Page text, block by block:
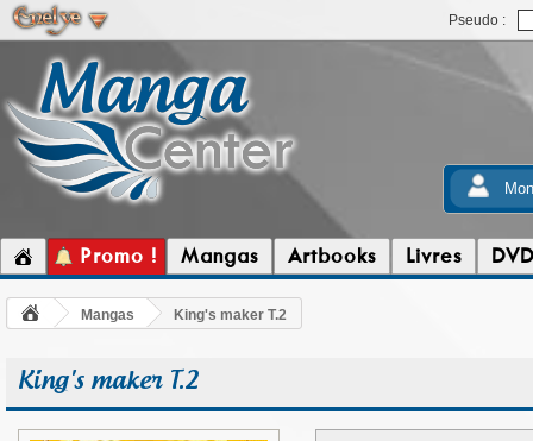
Pseudo :
Promo ! Mangas Artbooks Livres DVD
Mangas King's maker T.2
King's maker T.2